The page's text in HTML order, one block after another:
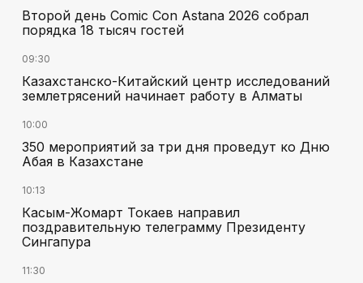
Второй день Comic Con Astana 2026 собрал
порядка 18 тысяч гостей
09:30
Казахстанско-Китайский центр исследований
землетрясений начинает работу в Алматы
10:00
350 мероприятий за три дня проведут ко Дню
Абая в Казахстане
10:13
Касым-Жомарт Токаев направил
поздравительную телеграмму Президенту
Сингапура
11:30